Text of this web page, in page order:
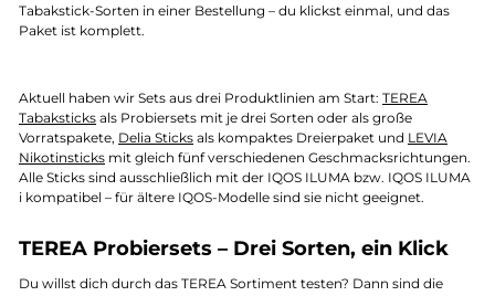
Tabakstick-Sorten in einer Bestellung – du klickst einmal, und das
Paket ist komplett.
Aktuell haben wir Sets aus drei Produktlinien am Start: TEREA
Tabaksticks als Probiersets mit je drei Sorten oder als große
Vorratspakete, Delia Sticks als kompaktes Dreierpaket und LEVIA
Nikotinsticks mit gleich fünf verschiedenen Geschmacksrichtungen.
Alle Sticks sind ausschließlich mit der IQOS ILUMA bzw. IQOS ILUMA
i kompatibel – für ältere IQOS-Modelle sind sie nicht geeignet.
TEREA Probiersets – Drei Sorten, ein Klick
Du willst dich durch das TEREA Sortiment testen? Dann sind die